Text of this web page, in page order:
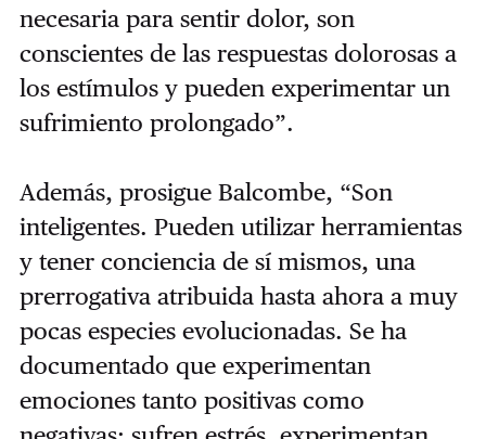
necesaria para sentir dolor, son
conscientes de las respuestas dolorosas a
los estímulos y pueden experimentar un
sufrimiento prolongado”.
Además, prosigue Balcombe, “Son
inteligentes. Pueden utilizar herramientas
y tener conciencia de sí mismos, una
prerrogativa atribuida hasta ahora a muy
pocas especies evolucionadas. Se ha
documentado que experimentan
emociones tanto positivas como